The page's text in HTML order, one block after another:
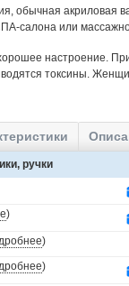
обычная
салона или
настроение.
токсины.
ручки
)
)
)